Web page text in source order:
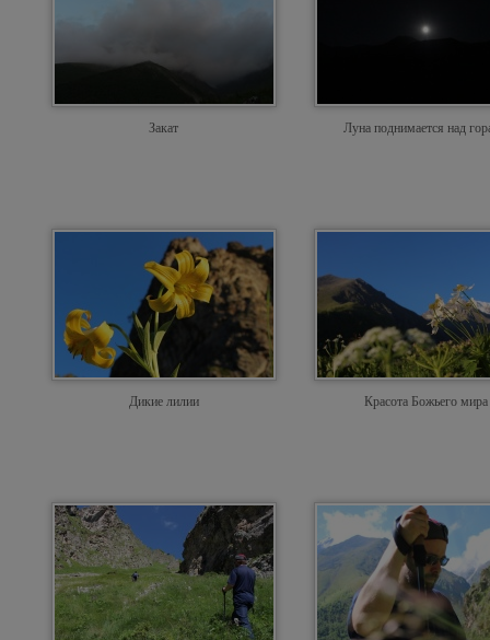
Закат Луна поднимается над
Дикие лилии Красота Божьего мира